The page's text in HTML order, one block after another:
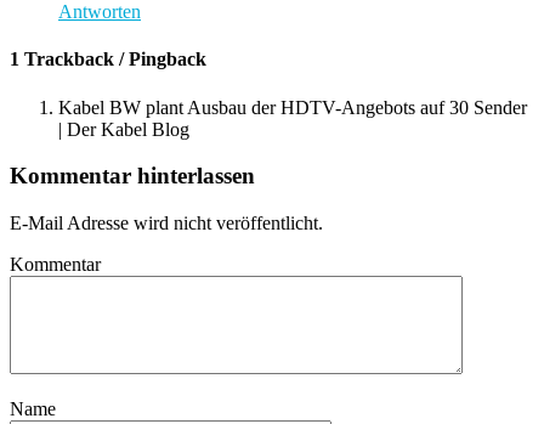
Antworten
1 Trackback / Pingback
Kabel BW plant Ausbau der HDTV-Angebots auf 30 Sender
| Der Kabel Blog
Kommentar hinterlassen
E-Mail Adresse wird nicht veröffentlicht.
Kommentar
Name